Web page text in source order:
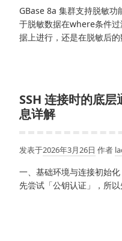
GBase 8a 集群支持脱敏
于脱敏数据在where条件
据上进行，还是在脱敏后
SSH 连接时的底
息详解
发表于2026年3月26日 作者
一、基础环境与连接初始
先尝试「公钥认证」，所